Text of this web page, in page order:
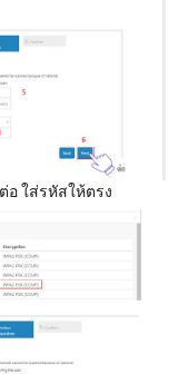
อ ใส่รหัสให้ตรง